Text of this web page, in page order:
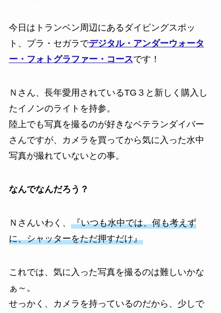
今日はトランベン周辺にあるダイビングスポッ
ト、プラ・セガラでデジタル・アンダーウォータ
ー・フォトグラファー・コースです！
Ｎさん、長年愛用されているTG３と新しく購入し
たイノンのライトを持参。
陸上でも写真を撮るのが好きなベテランダイバー
さんですが、カメラを買ってから気に入った水中
写真が撮れていないとの事。
なんでなんだろう？
Ｎさんいわく、 『いつも水中では、何も考えず
に、シャッターをただ押すだけ』
これでは、気に入った写真を撮るのは難しいかな
ぁ～。
せっかく、カメラを持っているのだから、少しで